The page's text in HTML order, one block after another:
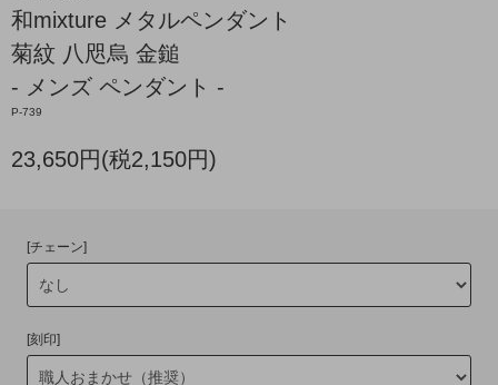
和mixture メタルペンダント
菊紋 八咫烏 金鎚
- メンズ ペンダント -
P-739
23,650円(税2,150円)
[チェーン]
[刻印]